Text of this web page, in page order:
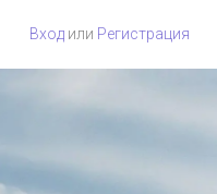
Вход или Регистрация